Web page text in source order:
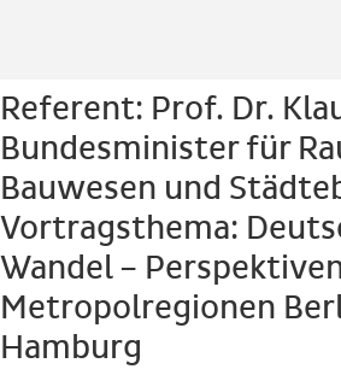
Referent: Prof. Dr.
Bundesminister für
Bauwesen und
Vortragsthema:
Wandel –
Metropolregionen
Hamburg